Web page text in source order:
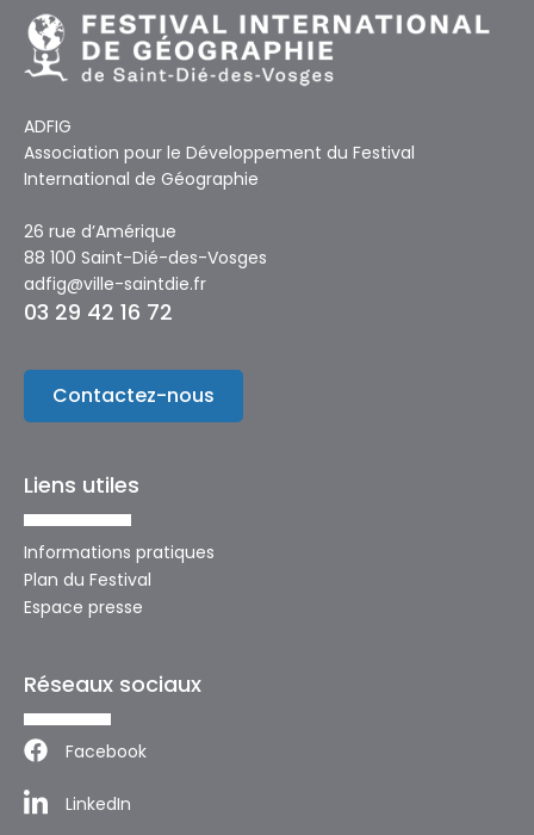
ADFIG
Association pour le Développement du Festival
International de Géographie
26 rue d’Amérique
88 100 Saint-Dié-des-Vosges
adfig@ville-saintdie.fr
03 29 42 16 72
Contactez-nous
Liens utiles
Informations pratiques
Plan du Festival
Espace presse
Réseaux sociaux
Facebook
LinkedIn